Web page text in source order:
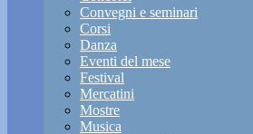
Convegni e seminari
Corsi
Danza
Eventi del mese
Festival
Mercatini
Mostre
Musica